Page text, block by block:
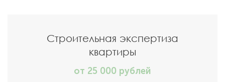
Строительная экспертиза
квартиры
от 25 000 рублей